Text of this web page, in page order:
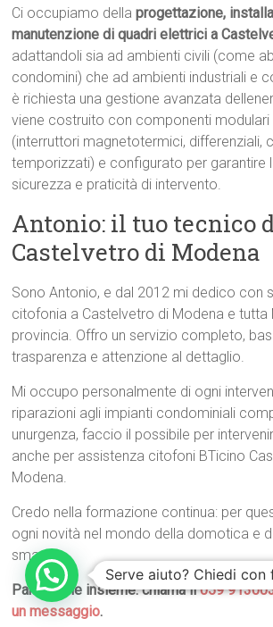
Ci occupiamo dellaprogettazione,
manutenzione di quadri elettrici a
adattandoli sia ad ambienti civili (come
condomini) che ad ambienti industriali e
è richiesta una gestione avanzata
viene costruito con componenti modulari
(interruttori magnetotermici, differenziali,
temporizzati) e configurato per garantire
sicurezza e praticità di intervento.
Antonio: il tuo tecnico
Castelvetro di Modena
Sono Antonio, e dal 2012 mi dedico con
citofonia a Castelvetro di Modena e tutta
provincia. Offro un servizio completo,
trasparenza e attenzione al dettaglio.
Mi occupo personalmente di ogni
riparazioni agli impianti condominiali
unurgenza, faccio il possibile per
anche per assistenza citofoni BTicino
Modena.
Credo nella formazione continua: per
ogni novità nel mondo della domotica e
smart.
Parliamone insieme: chiama il059
un messaggio.
Serve aiuto? Chiedi con